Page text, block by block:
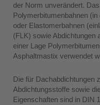
der Norm unverändert.
Polymerbitumenbahnen
oder Elastomerbahnen
(FLK) sowie Abdichtungen
einer Lage
Asphaltmastix verwendet
Die für Dachabdichtungen
Abdichtungsstoffe sowie
Eigenschaften sind in DIN